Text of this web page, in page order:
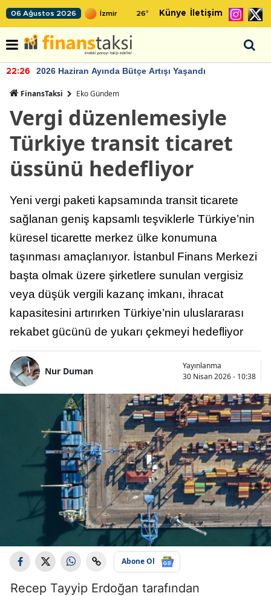
06 Ağustos 2026 26° Künye İletişim
22:26 2026 Haziran Ayında Bütçe Artışı Yaşandı
FinansTaksi Eko Gündem
Vergi düzenlemesiyle
Türkiye transit ticaret
üssünü hedefliyor
Yeni vergi paketi kapsamında transit ticarete
sağlanan geniş kapsamlı teşviklerle Türkiye’nin
küresel ticarette merkez ülke konumuna
taşınması amaçlanıyor. İstanbul Finans Merkezi
başta olmak üzere şirketlere sunulan vergisiz
veya düşük vergili kazanç imkanı, ihracat
kapasitesini artırırken Türkiye’nin uluslararası
rekabet gücünü de yukarı çekmeyi hedefliyor
Nur Duman
Yayınlanma
30 Nisan 2026 - 10:38
Abone Ol
Recep Tayyip Erdoğan tarafından